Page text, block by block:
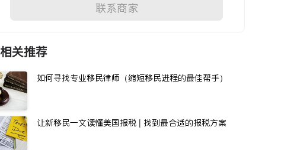
联系商家
相关推荐
如何寻找专业移民律师（缩短移民进程的最佳帮手）
让新移民一文读懂美国报税 | 找到最合适的报税方案